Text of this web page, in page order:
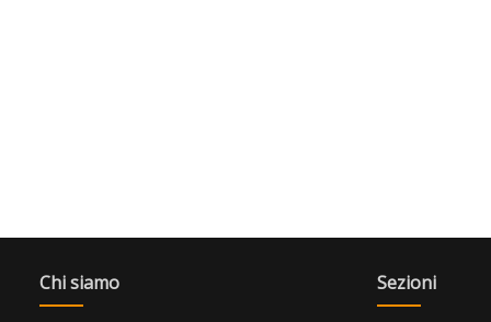
Chi siamo Sezioni